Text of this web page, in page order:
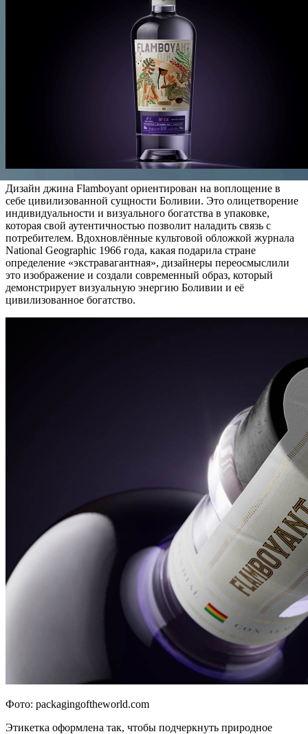
Дизайн джина Flamboyant ориентирован на воплощение в
себе цивилизованной сущности Боливии. Это олицетворение
индивидуальности и визуального богатства в упаковке,
которая свой аутентичностью позволит наладить связь с
потребителем. Вдохновлённые культовой обложкой журнала
National Geographic 1966 года, какая подарила стране
определение «экстравагантная», дизайнеры переосмыслили
это изображение и создали современный образ, который
демонстрирует визуальную энергию Боливии и её
цивилизованное богатство.
Фото: packagingoftheworld.com
Этикетка оформлена так, чтобы подчеркнуть природное